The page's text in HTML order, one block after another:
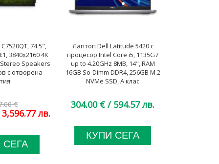
74.5",
3840x2160 4K
Stereo Speakers
с отворена
€
лв.
СЕГА
Лаптоп Dell Latitude 5420 с
процесор Intel Core i5, 1135G7
up to 4.20GHz 8MB, 14", RAM
16GB So-Dimm DDR4, 256GB M.2
NVMe SSD, A клас
304.00 € / 594.57 лв.
КУПИ СЕГА